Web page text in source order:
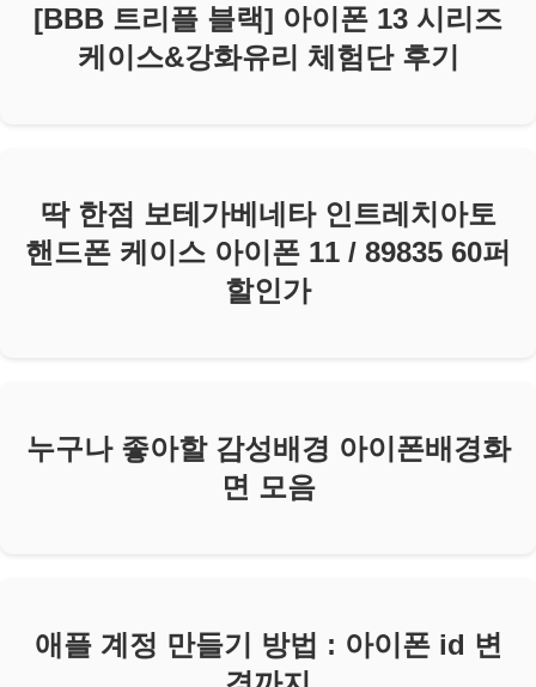
[BBB 트리플 블랙] 아이폰 13 시리즈
케이스&강화유리 체험단 후기
딱 한점 보테가베네타 인트레치아토
핸드폰 케이스 아이폰 11 / 89835 60퍼
할인가
누구나 좋아할 감성배경 아이폰배경화
면 모음
애플 계정 만들기 방법 : 아이폰 id 변